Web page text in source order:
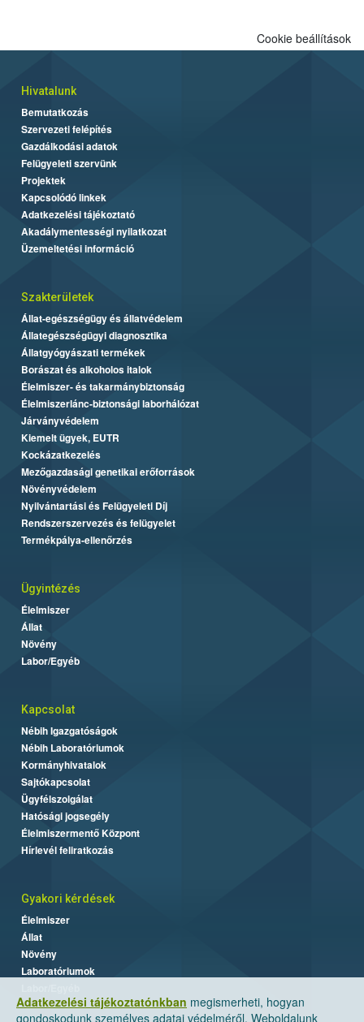
Adatkezelési tájékoztatónkban megismerheti, hogyan
gondoskodunk személyes adatai védelméről. Weboldalunk
Cookie beállítások
Hivatalunk
Bemutatkozás
Szervezeti felépítés
Gazdálkodási adatok
Felügyeleti szervünk
Projektek
Kapcsolódó linkek
Adatkezelési tájékoztató
Akadálymentességi nyilatkozat
Üzemeltetési információ
Szakterületek
Állat-egészségügy és állatvédelem
Állategészségügyi diagnosztika
Állatgyógyászati termékek
Borászat és alkoholos italok
Élelmiszer- és takarmánybiztonság
Élelmiszerlánc-biztonsági laborhálózat
Járványvédelem
Kiemelt ügyek, EUTR
Kockázatkezelés
Mezőgazdasági genetikai erőforrások
Növényvédelem
Nyilvántartási és Felügyeleti Díj
Rendszerszervezés és felügyelet
Termékpálya-ellenőrzés
Ügyintézés
Élelmiszer
Állat
Növény
Labor/Egyéb
Kapcsolat
Nébih Igazgatóságok
Nébih Laboratóriumok
Kormányhivatalok
Sajtókapcsolat
Ügyfélszolgálat
Hatósági jogsegély
Élelmiszermentő Központ
Hírlevél feliratkozás
Gyakori kérdések
Élelmiszer
Állat
Növény
Laboratóriumok